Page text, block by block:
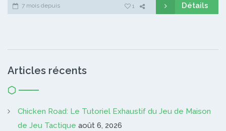
7 mois depuis 1 Détails
Articles récents
Chicken Road: Le Tutoriel Exhaustif du Jeu de Maison
de Jeu Tactique août 6, 2026